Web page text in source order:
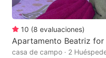
10 (8 evaluaciones)
Apartamento Beatriz
casa de campo · 2